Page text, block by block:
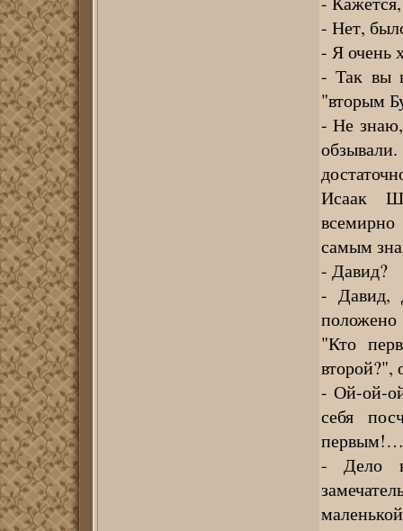
- Нет,
- Я очень
- Так вы
"вторым
- Не
Исаак
самым
- Давид?
- Давид,
"Кто
второй?",
- Ой-ой-
себя
первым!…
- Дело